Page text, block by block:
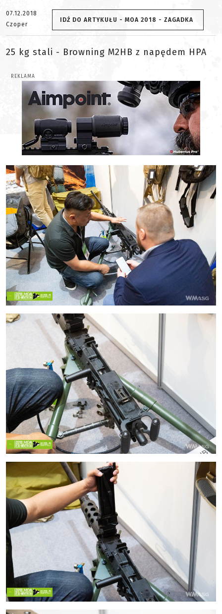
07.12.2018
Czoper
IDŹ DO ARTYKUŁU - MOA 2018 - ZAGADKA
25 kg stali - Browning M2HB z napędem HPA
REKLAMA